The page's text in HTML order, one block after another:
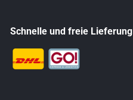
Schnelle und freie Lieferung